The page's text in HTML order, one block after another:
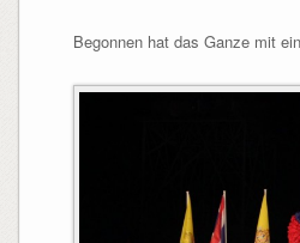
Begonnen hat das Ganze mit